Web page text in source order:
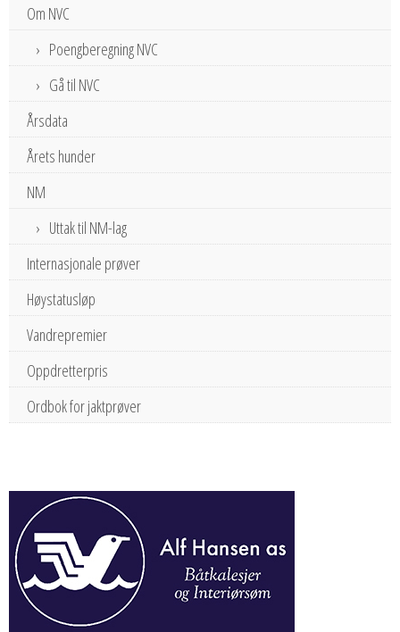
Om NVC
Poengberegning NVC
Gå til NVC
Årsdata
Årets hunder
NM
Uttak til NM-lag
Internasjonale prøver
Høystatusløp
Vandrepremier
Oppdretterpris
Ordbok for jaktprøver